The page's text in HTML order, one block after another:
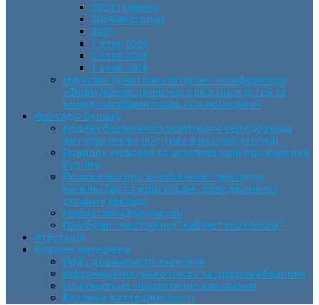
2024 травень
2024 листопад
2025
1 етап 2026
2 етап 2026
3 етап 2026
Науково-практична інтернет-конференція
«Формування ціннісних орієнтирів дітей та
молоді засобами позашкільної освіти»
Протидія булінгу
Кодекс безпечного освітнього середовища.
Антибулінгова політика в нашому закладі
Порядок подання та розгляду заяв про випадки
булінгу
Положення про запобігання і протидію
насильству та жорстокому поводженню з
дітьми у закладі
Нормативні документи
Про булінг на сторінці “Кабінет психолога”
Атестація
Корисні матеріали
Події державного значення
Інформаційна грамотність та цифрова безпека
Національно-патріотичне виховання
Безпека життєдіяльності